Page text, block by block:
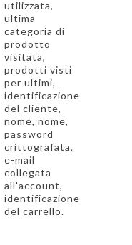
utilizzata,
ultima
categoria di
prodotto
visitata,
prodotti visti
per ultimi,
identificazione
del cliente,
nome, nome,
password
crittografata,
e-mail
collegata
all'account,
identificazione
del carrello.